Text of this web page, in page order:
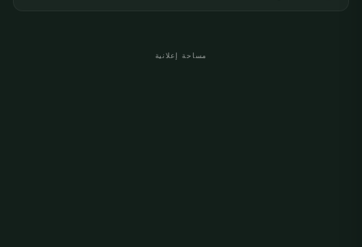
مساحة إعلانية